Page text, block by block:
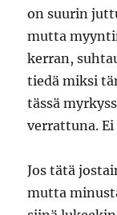
on suurin
mutta
kerran,
tiedä miksi
tässä
verrattuna.
Jos tätä
mutta